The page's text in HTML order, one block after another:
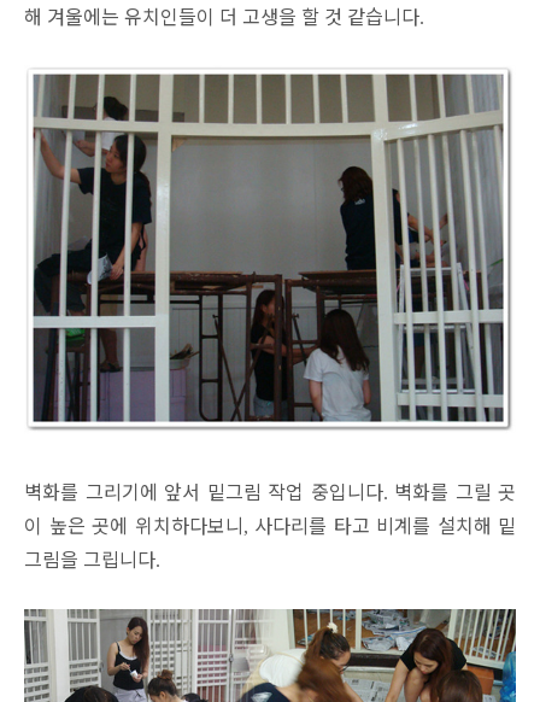
해 겨울에는 유치인들이 더 고생을 할 것 같습니다.
벽화를 그리기에 앞서 밑그림 작업 중입니다. 벽화를 그릴 곳
이 높은 곳에 위치하다보니, 사다리를 타고 비계를 설치해 밑
그림을 그립니다.